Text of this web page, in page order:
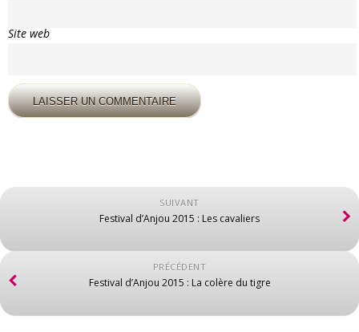
Site web
SUIVANT
Festival d’Anjou 2015 : Les cavaliers
PRÉCÉDENT
Festival d’Anjou 2015 : La colère du tigre